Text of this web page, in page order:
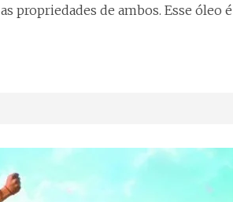
propriedades de ambos. Esse óleo é